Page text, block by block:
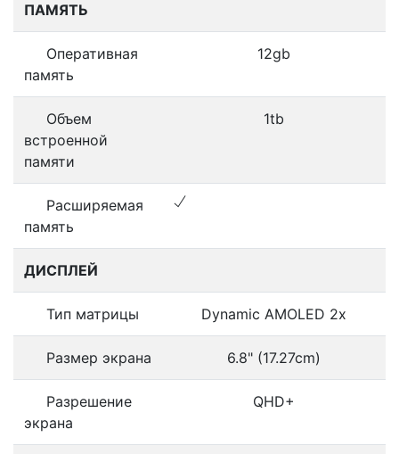
ПАМЯТЬ
Оперативная
память
12gb
Объем
встроенной
памяти
1tb
Расширяемая
память
ДИСПЛЕЙ
Тип матрицы Dynamic AMOLED 2x
Размер экрана 6.8" (17.27cm)
Разрешение
экрана
QHD+